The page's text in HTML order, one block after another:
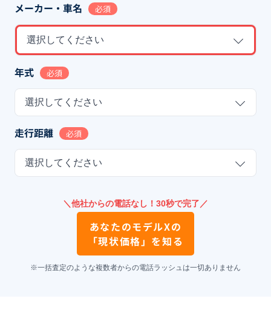
メーカー・車名 必須
選択してください
年式 必須
選択してください
走行距離 必須
選択してください
＼他社からの電話なし！30秒で完了／
あなたのモデルXの
「現状価格」を知る
※一括査定のような複数者からの電話ラッシュは一切ありません